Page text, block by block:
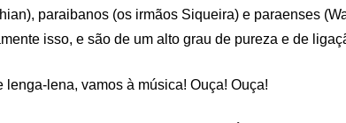
paraibanos (os irmãos Siqueira) e paraenses
isso, e são de um alto grau de pureza e de
lenga-lena, vamos à música! Ouça! Ouça!